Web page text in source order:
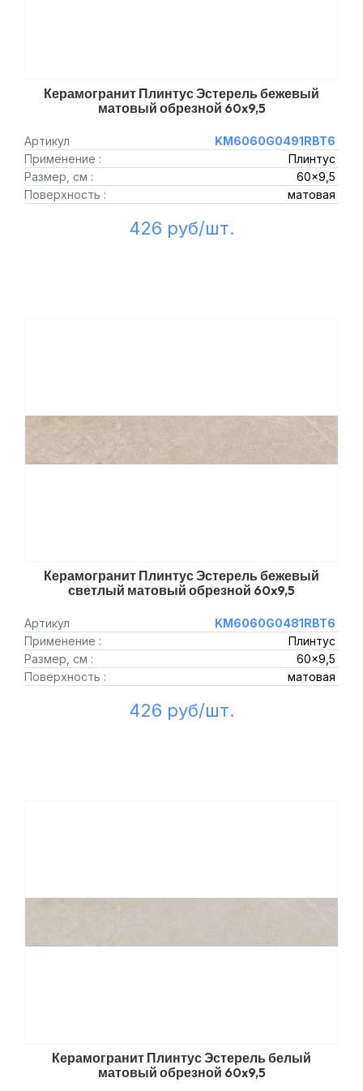
Керамогранит Плинтус Эстерель бежевый
матовый обрезной 60x9,5
Артикул
KM6060G0491RBT6
Применение :
Плинтус
Размер, см :
60x9,5
Поверхность :
матовая
426 руб/шт.
Керамогранит Плинтус Эстерель бежевый
светлый матовый обрезной 60x9,5
Артикул
KM6060G0481RBT6
Применение :
Плинтус
Размер, см :
60x9,5
Поверхность :
матовая
426 руб/шт.
Керамогранит Плинтус Эстерель белый
матовый обрезной 60x9,5